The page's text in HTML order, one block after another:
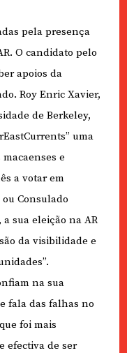
pela presença
O candidato pelo
apoios da
Roy Enric Xavier,
de Berkeley,
uma
e
a votar em
Consulado
sua eleição na AR
da visibilidade e
na sua
fala das falhas no
foi mais
efectiva de ser